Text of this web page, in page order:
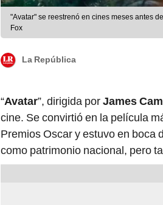
"Avatar" se reestrenó en cines meses antes
Fox
La República
“Avatar”, dirigida porJames
cine. Se convirtió en la película
Premios Oscar y estuvo en boca
como patrimonio nacional, pero